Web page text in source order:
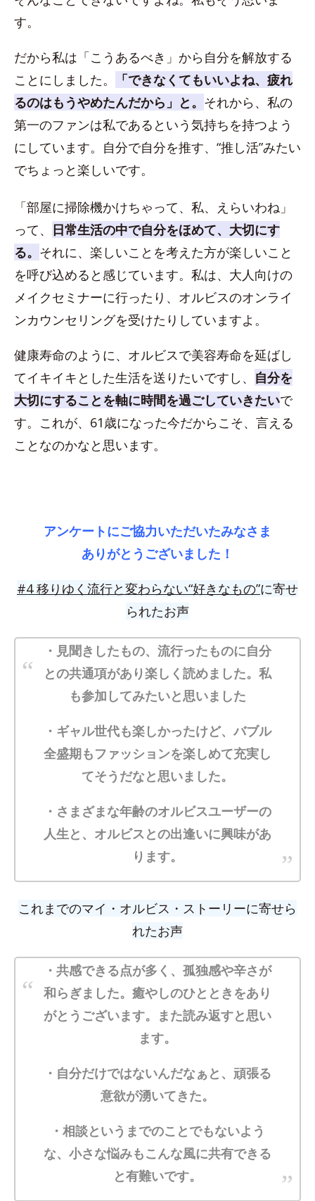
す。
だから私は「こうあるべき」から自分を解放する
ことにしました。
「できなくてもいいよね、疲れ
るのはもうやめたんだから」と。 それから、私の
第一のファンは私であるという気持ちを持つよう
にしています。自分で自分を推す、“推し活”みたい
でちょっと楽しいです。
「部屋に掃除機かけちゃって、私、えらいわね」
って、 日常生活の中で自分をほめて、大切にす
る。 それに、楽しいことを考えた方が楽しいこと
を呼び込めると感じています。私は、大人向けの
メイクセミナーに行ったり、オルビスのオンライ
ンカウンセリングを受けたりしていますよ。
健康寿命のように、オルビスで美容寿命を延ばし
てイキイキとした生活を送りたいですし、 自分を
大切にすることを軸に時間を過ごしていきたいで
す。これが、61歳になった今だからこそ、言える
ことなのかなと思います。
アンケートにご協力いただいたみなさま
ありがとうございました！
#4移りゆく流行と変わらない“好きなもの”に寄せ
られたお声
・見聞きしたもの、流行ったものに自分
との共通項があり楽しく読めました。私
も参加してみたいと思いました
・ギャル世代も楽しかったけど、バブル
全盛期もファッションを楽しめて充実し
てそうだなと思いました。
・さまざまな年齢のオルビスユーザーの
人生と、オルビスとの出逢いに興味があ
ります。
これまでのマイ・オルビス・ストーリーに寄せら
れたお声
・共感できる点が多く、孤独感や辛さが
和らぎました。癒やしのひとときをあり
がとうございます。また読み返すと思い
ます。
・自分だけではないんだなぁと、頑張る
意欲が湧いてきた。
・相談というまでのことでもないよう
な、小さな悩みもこんな風に共有できる
と有難いです。